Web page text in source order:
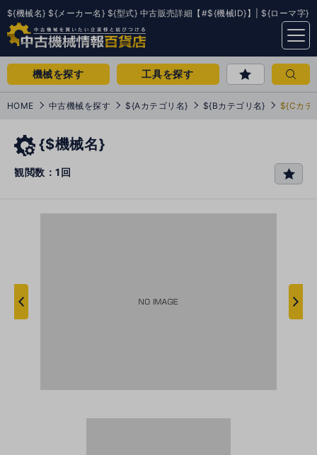
${機械名} ${メーカー名} ${型式} 中古販売詳細【#${機械ID}】| ${ローマ字}
menu
機械を探す 工具を探す
HOME 中古機械を探す ${Aカテゴリ名} ${Bカテゴリ名} ${Cカテ
{$機械名}
観閲数：1回
favo